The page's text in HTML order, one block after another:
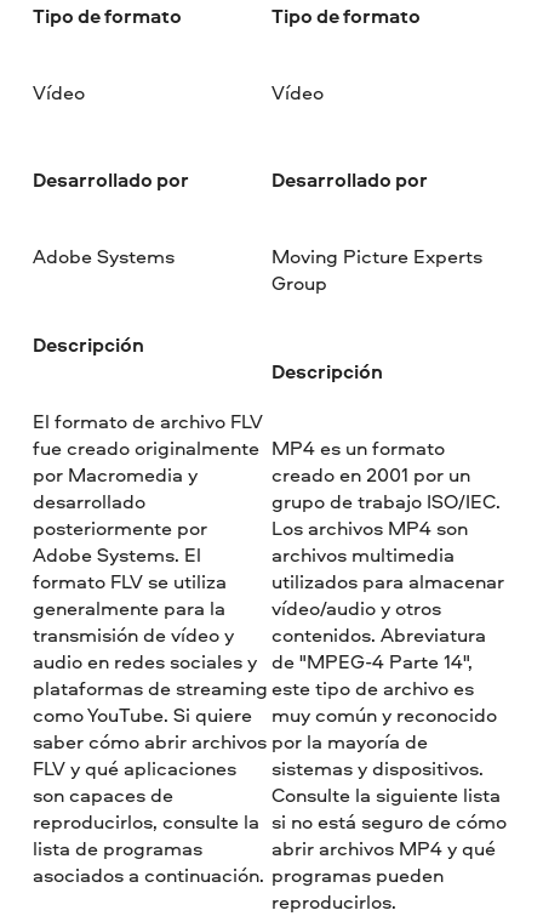
Tipo de formato
Vídeo
Desarrollado por
Adobe Systems
Descripción
El formato de archivo FLV
fue creado originalmente
por Macromedia y
desarrollado
posteriormente por
Adobe Systems. El
formato FLV se utiliza
generalmente para la
transmisión de vídeo y
audio en redes sociales y
plataformas de streaming
como YouTube. Si quiere
saber cómo abrir archivos
FLV y qué aplicaciones
son capaces de
reproducirlos, consulte la
lista de programas
asociados a continuación.
Tipo de formato
Vídeo
Desarrollado por
Moving Picture Experts
Group
Descripción
MP4 es un formato
creado en 2001 por un
grupo de trabajo ISO/IEC.
Los archivos MP4 son
archivos multimedia
utilizados para almacenar
vídeo/audio y otros
contenidos. Abreviatura
de "MPEG-4 Parte 14",
este tipo de archivo es
muy común y reconocido
por la mayoría de
sistemas y dispositivos.
Consulte la siguiente lista
si no está seguro de cómo
abrir archivos MP4 y qué
programas pueden
reproducirlos.